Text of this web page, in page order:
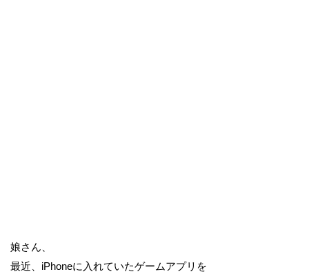
娘さん、
最近、iPhoneに入れていたゲームアプリを